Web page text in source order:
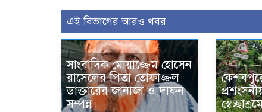
এই বিভাগের আরও খবর
সাংবাদিক মোয়াজ্জেম হোসেন
রাসেলের পিতা তোফাজ্জল
ডাক্তারের জানাজা ও দাফন
সম্পন্ন।